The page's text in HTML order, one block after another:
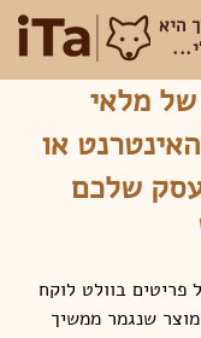
היא
של מלאי
או
שלכם
פריטים בוולט לוקח
מוצר שנגמר ממשיך